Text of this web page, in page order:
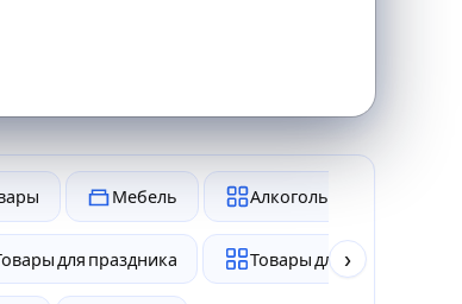
Мебель Алкоголь и табак
для праздника Товары для животных
›